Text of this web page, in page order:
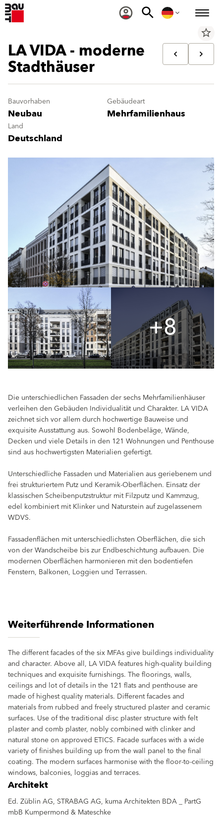
star_border
LA VIDA - moderne
Stadthäuser
Bauvorhaben
Neubau
Gebäudeart
Mehrfamilienhaus
Land
Deutschland
+8
Die unterschiedlichen Fassaden der sechs Mehrfamilienhäuser
verleihen den Gebäuden Individualität und Charakter. LA VIDA
zeichnet sich vor allem durch hochwertige Bauweise und
exquisite Ausstattung aus. Sowohl Bodenbeläge, Wände,
Decken und viele Details in den 121 Wohnungen und Penthouse
sind aus hochwertigsten Materialien gefertigt.
Unterschiedliche Fassaden und Materialien aus geriebenem und
frei strukturiertem Putz und Keramik-Oberflächen. Einsatz der
klassischen Scheibenputzstruktur mit Filzputz und Kammzug,
edel kombiniert mit Klinker und Naturstein auf zugelassenem
WDVS.
Fassadenflächen mit unterschiedlichsten Oberflächen, die sich
von der Wandscheibe bis zur Endbeschichtung aufbauen. Die
modernen Oberflächen harmonieren mit den bodentiefen
Fenstern, Balkonen, Loggien und Terrassen.
Weiterführende Informationen
The different facades of the six MFAs give buildings individuality
and character. Above all, LA VIDA features high-quality building
techniques and exquisite furnishings. The floorings, walls,
ceilings and lot of details in the 121 flats and penthouse are
made of highest quality materials. Different facades and
materials from rubbed and freely structured plaster and ceramic
surfaces. Use of the traditional disc plaster structure with felt
plaster and comb plaster, nobly combined with clinker and
natural stone on approved ETICS. Facade surfaces with a wide
variety of finishes building up from the wall panel to the final
coating. The modern surfaces harmonise with the floor-to-ceiling
windows, balconies, loggias and terraces.
Architekt
Ed. Züblin AG, STRABAG AG, kuma Architekten BDA _ PartG
mbB Kumpermond & Mateschke